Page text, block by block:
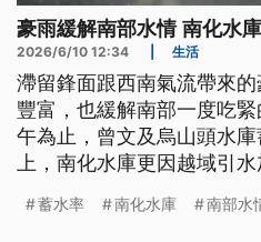
豪雨緩解南部水情 南化水
2026/6/10 12:34 生活
滯留鋒面跟西南氣流帶來
豐富，也緩解南部一度吃
午為止，曾文及烏山頭水
上，南化水庫更因越域引
雨延續能讓曾文、烏山頭
蓄水率 南化水庫 南部水